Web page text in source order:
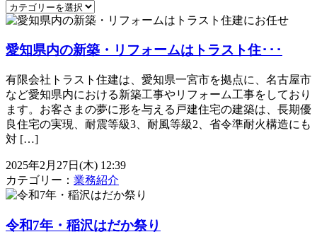
愛知県内の新築・リフォームはトラスト住･･･
有限会社トラスト住建は、愛知県一宮市を拠点に、名古屋市
など愛知県内における新築工事やリフォーム工事をしており
ます。お客さまの夢に形を与える戸建住宅の建築は、長期優
良住宅の実現、耐震等級3、耐風等級2、省令準耐火構造にも
対 […]
2025年2月27日(木) 12:39
カテゴリー： 業務紹介
令和7年・稲沢はだか祭り